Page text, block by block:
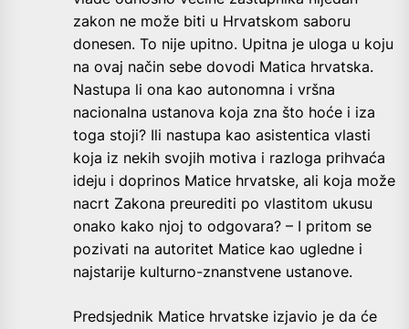
zakon ne može biti u Hrvatskom saboru
donesen. To nije upitno. Upitna je uloga u koju
na ovaj način sebe dovodi Matica hrvatska.
Nastupa li ona kao autonomna i vršna
nacionalna ustanova koja zna što hoće i iza
toga stoji? Ili nastupa kao asistentica vlasti
koja iz nekih svojih motiva i razloga prihvaća
ideju i doprinos Matice hrvatske, ali koja može
nacrt Zakona preurediti po vlastitom ukusu
onako kako njoj to odgovara? – I pritom se
pozivati na autoritet Matice kao ugledne i
najstarije kulturno-znanstvene ustanove.
Predsjednik Matice hrvatske izjavio je da će